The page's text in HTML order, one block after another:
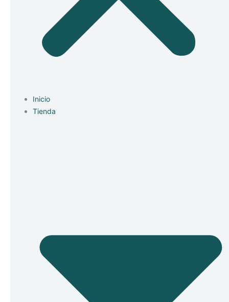
Inicio
Tienda